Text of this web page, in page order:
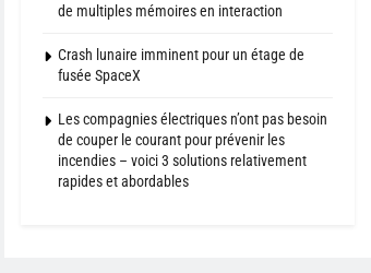
de multiples mémoires en interaction
Crash lunaire imminent pour un étage de
fusée SpaceX
Les compagnies électriques n’ont pas besoin
de couper le courant pour prévenir les
incendies – voici 3 solutions relativement
rapides et abordables